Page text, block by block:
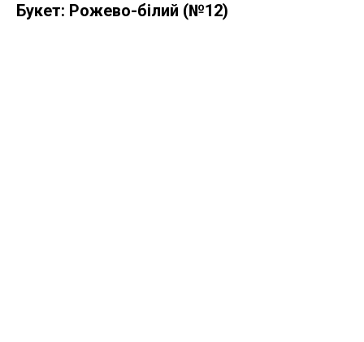
Букет: Рожево-білий (№12)